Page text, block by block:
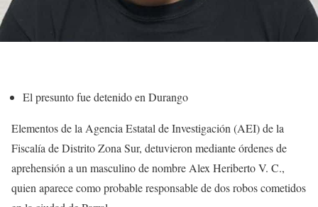
El presunto fue detenido en Durango
Elementos de la Agencia Estatal de Investigación (AEI) de la
Fiscalía de Distrito Zona Sur, detuvieron mediante órdenes de
aprehensión a un masculino de nombre Alex Heriberto V. C.,
quien aparece como probable responsable de dos robos cometidos